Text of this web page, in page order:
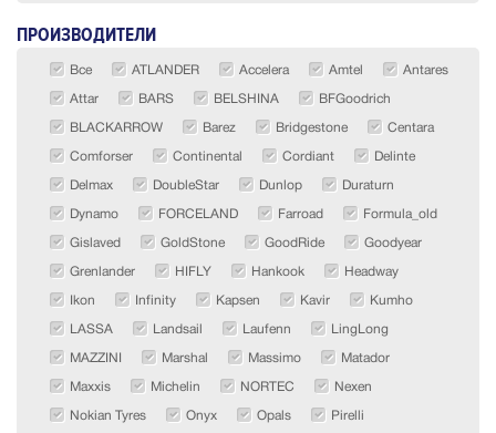
ПРОИЗВОДИТЕЛИ
Все ATLANDER Accelera Amtel Antares
Attar BARS BELSHINA BFGoodrich
BLACKARROW Barez Bridgestone Centara
Comforser Continental Cordiant Delinte
Delmax DoubleStar Dunlop Duraturn
Dynamo FORCELAND Farroad Formula_old
Gislaved GoldStone GoodRide Goodyear
Grenlander HIFLY Hankook Headway
Ikon Infinity Kapsen Kavir Kumho
LASSA Landsail Laufenn LingLong
MAZZINI Marshal Massimo Matador
Maxxis Michelin NORTEC Nexen
Nokian Tyres Onyx Opals Pirelli